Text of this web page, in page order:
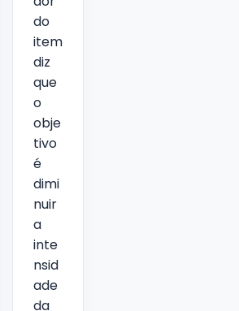
do
item
diz
que
o
obje
tivo
é
dimi
nuir
a
inte
nsid
ade
da